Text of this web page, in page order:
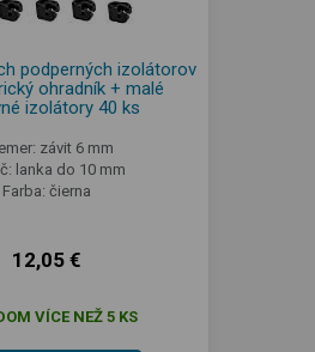
podperných izolátorov
ohradník + malé
izolátory 40 ks
závit 6 mm
lanka do 10 mm
Farba: čierna
12,05 €
VÍCE NEŽ 5 KS